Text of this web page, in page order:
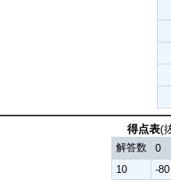
得点表(
解答数 0
10
-80